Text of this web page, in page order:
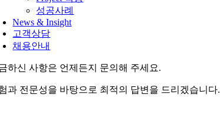
성공사례
News & Insight
고객상담
채용안내
하신 사항은 언제든지 문의해 주세요.
과 전문성을 바탕으로 최적의 답변을 드리겠습니다.